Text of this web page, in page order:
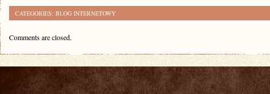
CATEGORIES: BLOG INTERNETOWY
Comments are closed.